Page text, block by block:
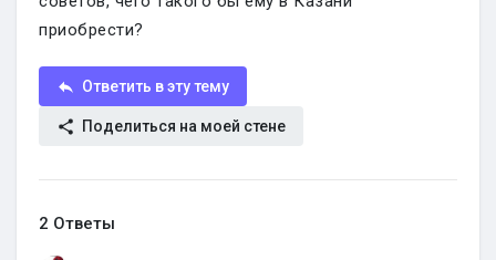
приобрести?
Ответить в эту тему
Поделиться на моей стене
2 Ответы